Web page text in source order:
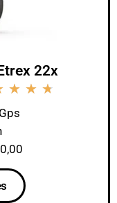
22x
★ ★ ★